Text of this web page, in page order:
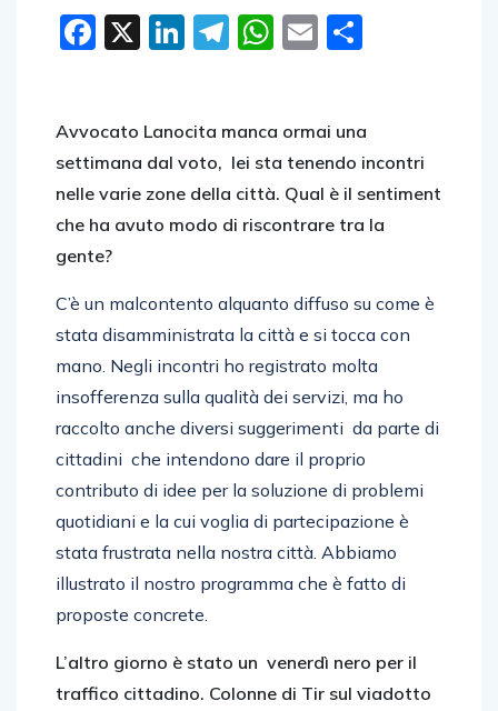
Facebook
X LinkedIn
Telegram
WhatsApp
Email
Avvocato Lanocita manca ormai una
settimana dal voto, lei sta tenendo incontri
nelle varie zone della città. Qual è il sentiment
che ha avuto modo di riscontrare tra la
gente?
C’è un malcontento alquanto diffuso su come è
stata disamministrata la città e si tocca con
mano. Negli incontri ho registrato molta
insofferenza sulla qualità dei servizi, ma ho
raccolto anche diversi suggerimenti da parte di
cittadini che intendono dare il proprio
contributo di idee per la soluzione di problemi
quotidiani e la cui voglia di partecipazione è
stata frustrata nella nostra città. Abbiamo
illustrato il nostro programma che è fatto di
proposte concrete.
L’altro giorno è stato un venerdì nero per il
traffico cittadino. Colonne di Tir sul viadotto